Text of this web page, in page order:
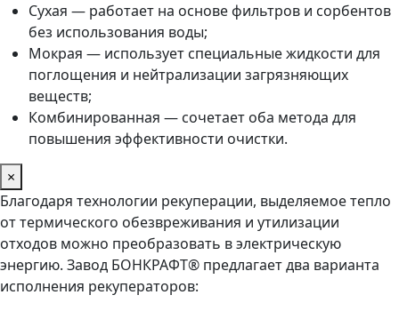
Сухая — работает на основе фильтров и сорбентов
без использования воды;
Мокрая — использует специальные жидкости для
поглощения и нейтрализации загрязняющих
веществ;
Комбинированная — сочетает оба метода для
повышения эффективности очистки.
×
Благодаря технологии рекуперации, выделяемое тепло
от термического обезвреживания и утилизации
отходов можно преобразовать в электрическую
энергию. Завод БОНКРАФТ® предлагает два варианта
исполнения рекуператоров: